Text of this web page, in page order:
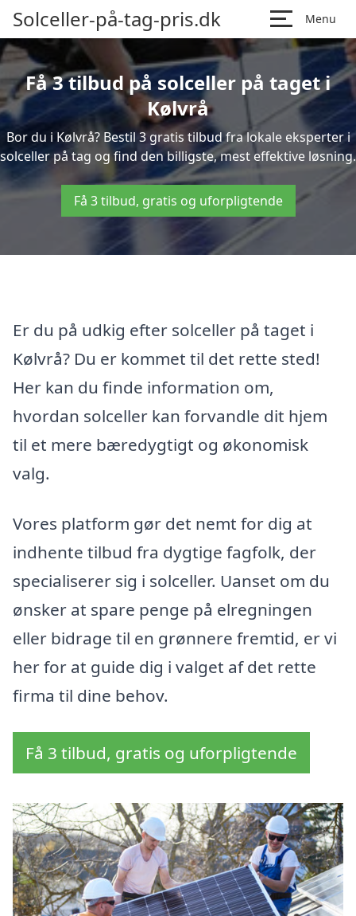
Solceller-på-tag-pris.dk Menu
Få 3 tilbud på solceller på taget i
Kølvrå
Bor du i Kølvrå? Bestil 3 gratis tilbud fra lokale eksperter i
solceller på tag og find den billigste, mest effektive løsning.
Få 3 tilbud, gratis og uforpligtende
Er du på udkig efter solceller på taget i
Kølvrå? Du er kommet til det rette sted!
Her kan du finde information om,
hvordan solceller kan forvandle dit hjem
til et mere bæredygtigt og økonomisk
valg.
Vores platform gør det nemt for dig at
indhente tilbud fra dygtige fagfolk, der
specialiserer sig i solceller. Uanset om du
ønsker at spare penge på elregningen
eller bidrage til en grønnere fremtid, er vi
her for at guide dig i valget af det rette
firma til dine behov.
Få 3 tilbud, gratis og uforpligtende